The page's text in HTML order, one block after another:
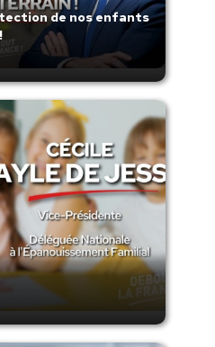
de nos enfants